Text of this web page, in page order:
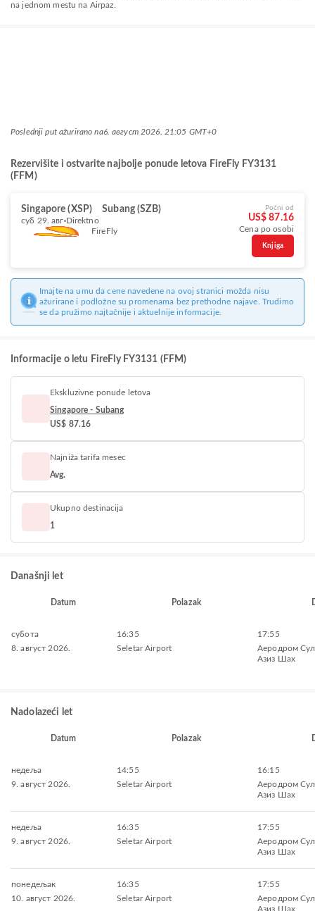
na jednom mestu na Airpaz.
Poslednji put ažurirano na6. август 2026. 21:05 GMT+0
Rezervišite i ostvarite najbolje ponude letova FireFly FY3131
(FFM)
Singapore (XSP) Subang (SZB)
суб 29. авг Direktno
FireFly
Počni od
US$ 87.16
Cena po osobi
Knjiga
Imajte na umu da cene navedene na ovoj stranici možda nisu
ažurirane i podložne su promenama bez prethodne najave. Trudimo
se da pružimo najtačnije i aktuelnije informacije.
Informacije o letu FireFly FY3131 (FFM)
Ekskluzivne ponude letova
Singapore - Subang
US$ 87.16
Najniža tarifa mesec
Avg.
Ukupno destinacija
1
Današnji let
Datum Polazak
субота
8. август 2026.
16:35
Seletar Airport
17:55
Aеродром
Азиз Шах
Nadolazeći let
Datum Polazak
недеља
9. август 2026.
14:55
Seletar Airport
16:15
Aеродром
Азиз Шах
недеља
9. август 2026.
16:35
Seletar Airport
17:55
Aеродром
Азиз Шах
понедељак
10. август 2026.
16:35
Seletar Airport
17:55
Aеродром
Азиз Шах